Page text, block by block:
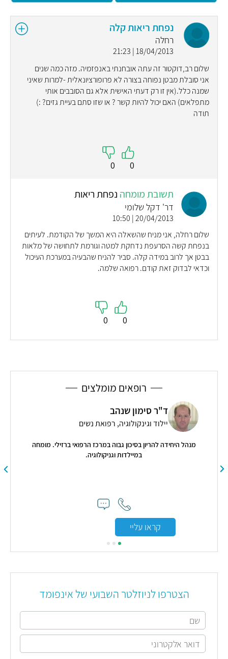
נפחת ריאות קלה
רחלה
18/04/2013 | 21:23
שלום רב,דוקטור זה עתה אובחנתי באנפזמיה. מזה כמה שנים
אני סובלת מבטן נפוחה בצורה לא פרופורציונאלית -למרות שאיני
שמנה כלל.(אין זו רק דעתי האישית אלא גם הסובבים אותי
מתפלאים) האם יכול להיות קשר ? או שזו סתם בעיית גזים? :)
תודה
0
0
תשובת מומחה נפחת ריאות
דר' דקל שלומי
20/04/2013 | 10:50
שלום רחלה, אני מניח שהשאלה היא המשך של הקודמת. לעיתים
בנפחת קשה הסרעפת נדחקת למטה וגורמת לתחושה של מלאות
בבטן אך לרוב במידה קלה. סביר להניח שהבעיה במערכת העיכול
וכדאי לבדוק זאת קודם. רפואה שלמה.
0
0
רופאים מומלצים
ד"ר סימון שנהב
יילוד וגינקולוגיה, רפואת נשים
מנהל היחידה להריון בסיכון גבוה במרכז הרפואי ברזילי. מומחה
במיילדות וגניקולוגיה.
קראו עליי
הצטרפו לניוזלטר השבועי של אינפומד